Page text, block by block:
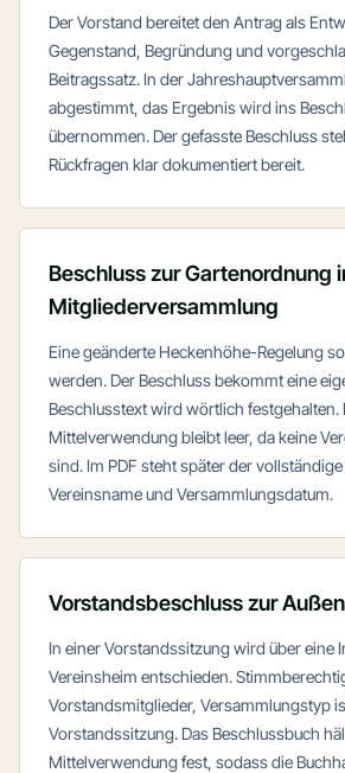
Der Vorstand bereitet den Antrag als
Gegenstand, Begründung und
Beitragssatz. In der
abgestimmt, das Ergebnis wird ins
übernommen. Der gefasste Beschluss
Rückfragen klar dokumentiert bereit.
Beschluss zur Gartenordnung
Mitgliederversammlung
Eine geänderte Heckenhöhe-Regelung
werden. Der Beschluss bekommt eine
Beschlusstext wird wörtlich festgehalten.
Mittelverwendung bleibt leer, da keine
sind. Im PDF steht später der
Vereinsname und Versammlungsdatum.
Vorstandsbeschluss zur
In einer Vorstandssitzung wird über eine
Vereinsheim entschieden.
Vorstandsmitglieder, Versammlungstyp
Vorstandssitzung. Das Beschlussbuch
Mittelverwendung fest, sodass die